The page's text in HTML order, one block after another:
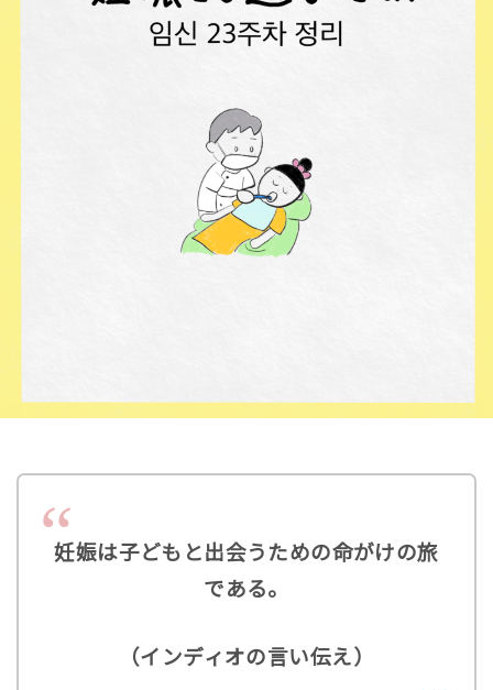
妊娠は子どもと出会うための命がけの旅
である。
（インディオの言い伝え）